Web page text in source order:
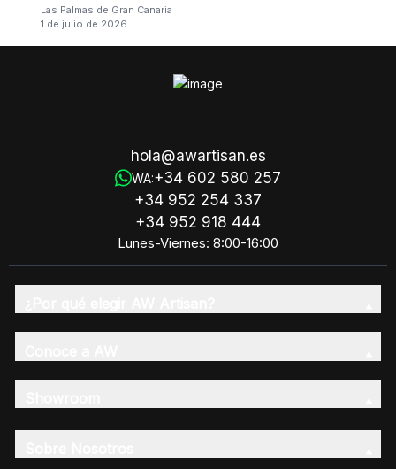
Las Palmas de Gran Canaria
1 de julio de 2026
hola@awartisan.es
WA:+34 602 580 257
+34 952 254 337
+34 952 918 444
Lunes-Viernes: 8:00-16:00